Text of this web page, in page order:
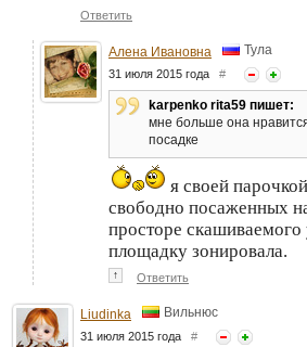
Ответить
Алена Ивановна Тула
31 июля 2015 года #
karpenko rita59 пишет:
мне больше она
посадке
я своей
свободно посаженных
просторе скашиваемого
площадку зонировала.
↑ Ответить
Liudinka Вильнюс
31 июля 2015 года #